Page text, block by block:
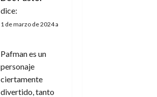
dice:
1 de marzo de 2024 a
Pafman es un
personaje
ciertamente
divertido, tanto